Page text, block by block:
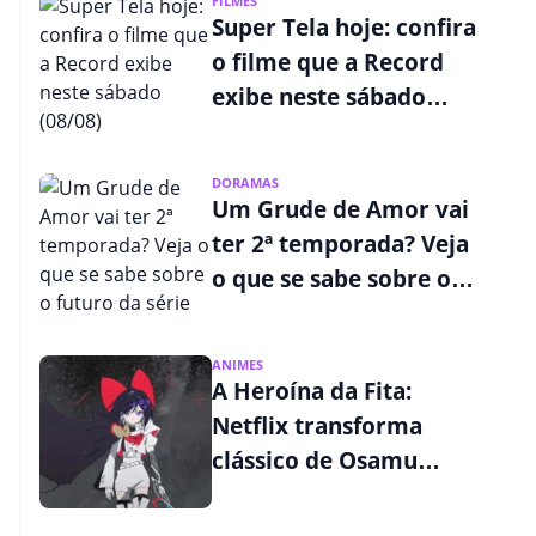
Super Tela hoje: confira
o filme que a Record
exibe neste sábado
DORAMAS
Um Grude de Amor vai
ter 2ª temporada? Veja
o que se sabe sobre o
ANIMES
A Heroína da Fita:
Netflix transforma
clássico de Osamu